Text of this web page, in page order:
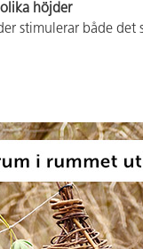
höjder
stimulerar både det